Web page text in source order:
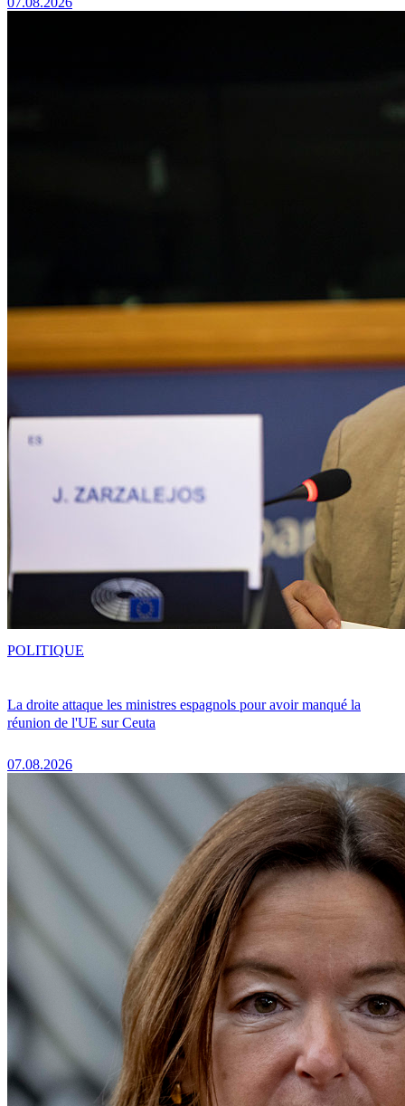
La droite attaque les ministres espagnols pour avoir manqué la
réunion de l'UE sur Ceuta
07.08.2026
POLITIQUE